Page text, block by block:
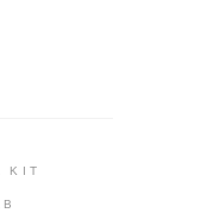
KIT